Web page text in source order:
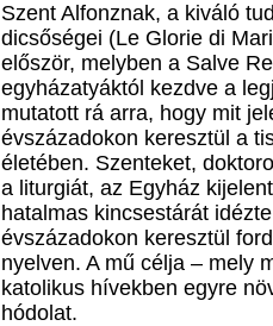
Szent Alfonznak, a kiváló
dicsőségei (Le Glorie di
először, melyben a Salve
egyházatyáktól kezdve a
mutatott rá arra, hogy mit
évszázadokon keresztül a
életében. Szenteket,
a liturgiát, az Egyház
hatalmas kincsestárát
évszázadokon keresztül
nyelven. A mű célja – mely
katolikus hívekben egyre
hódolat.